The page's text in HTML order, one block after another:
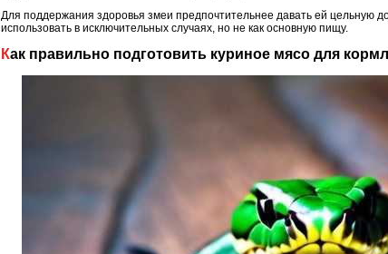
Для поддержания здоровья змеи предпочтительнее давать ей цельную
использовать в исключительных случаях, но не как основную пищу.
Как правильно подготовить куриное мясо для